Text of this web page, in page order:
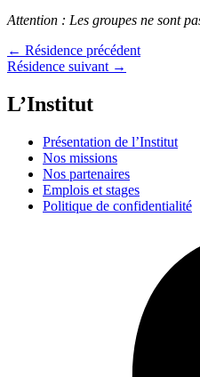
Attention : Les groupes ne sont
← Résidence précédent
Résidence suivant →
L’Institut
Présentation de l’Institut
Nos missions
Nos partenaires
Emplois et stages
Politique de confidentialité